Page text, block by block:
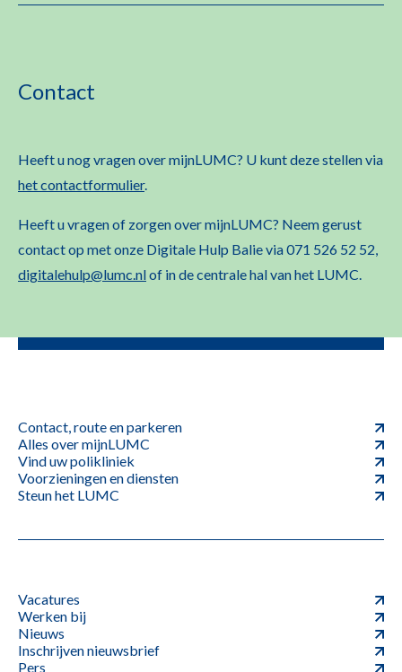
Contact
Heeft u nog vragen over mijnLUMC? U kunt deze stellen via
het contactformulier.
Heeft u vragen of zorgen over mijnLUMC? Neem gerust
contact op met onze Digitale Hulp Balie via 071 526 52 52,
digitalehulp@lumc.nlof in de centrale hal van het LUMC.
Contact, route en parkeren
Alles over mijnLUMC
Vind uw polikliniek
Voorzieningen en diensten
Steun het LUMC
Vacatures
Werken bij
Nieuws
Inschrijven nieuwsbrief
Pers